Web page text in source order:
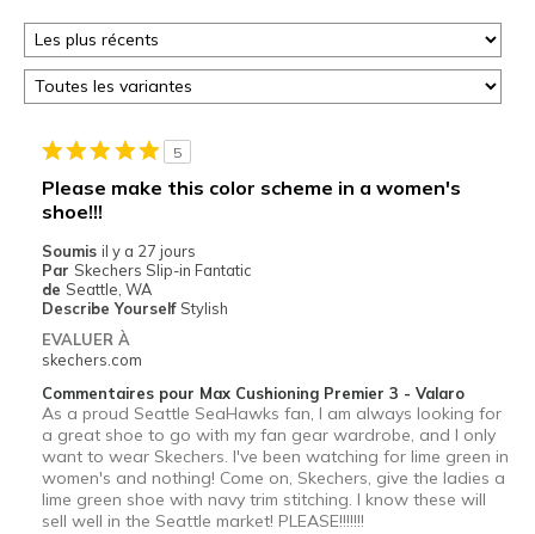
5
Please make this color scheme in a women's
shoe!!!
Soumis il y a 27 jours
Par Skechers Slip-in Fantatic
de Seattle, WA
Describe Yourself Stylish
EVALUER À
skechers.com
Commentaires pour Max Cushioning Premier 3 - Valaro
As a proud Seattle SeaHawks fan, I am always looking for
a great shoe to go with my fan gear wardrobe, and I only
want to wear Skechers. I've been watching for lime green in
women's and nothing! Come on, Skechers, give the ladies a
lime green shoe with navy trim stitching. I know these will
sell well in the Seattle market! PLEASE!!!!!!!